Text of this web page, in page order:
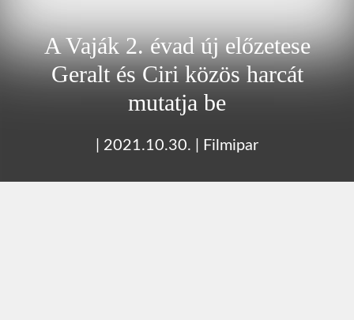
A Vaják 2. évad új előzetese
Geralt és Ciri közös harcát
mutatja be
2021.10.30. Filmipar